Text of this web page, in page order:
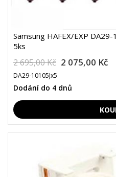
Samsung HAFEX/EXP
5ks
2 695,00 Kč 2 075,00 Kč
DA29-10105Jx5
Dodání do 4 dnů